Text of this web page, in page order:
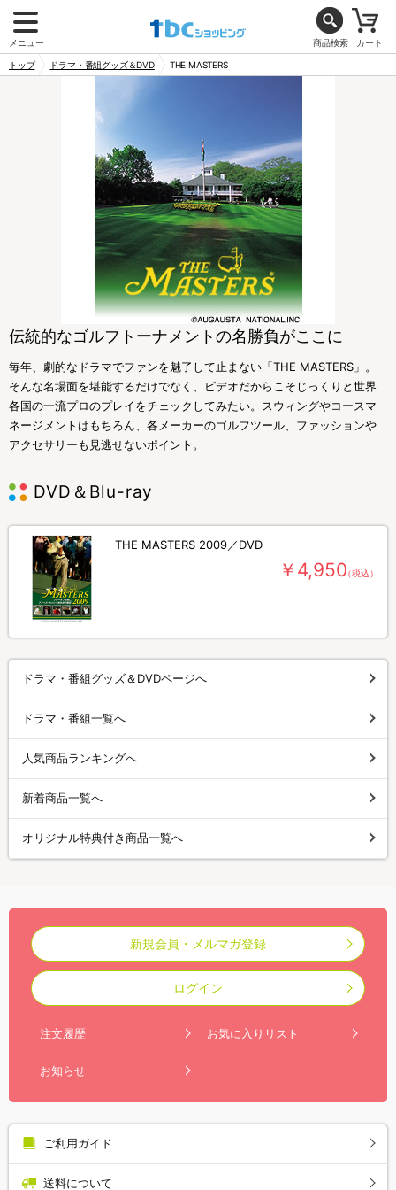
メニュー 商品検索 カート
トップ ドラマ・番組グッズ＆DVD THE MASTERS
伝統的なゴルフトーナメントの名勝負がここに
毎年、劇的なドラマでファンを魅了して止まない「THE MASTERS」。
そんな名場面を堪能するだけでなく、ビデオだからこそじっくりと世界
各国の一流プロのプレイをチェックしてみたい。スウィングやコースマ
ネージメントはもちろん、各メーカーのゴルフツール、ファッションや
アクセサリーも見逃せないポイント。
DVD＆Blu-ray
THE MASTERS 2009／DVD
￥4,950（税込）
ドラマ・番組グッズ＆DVDページへ
ドラマ・番組一覧へ
人気商品ランキングへ
新着商品一覧へ
オリジナル特典付き商品一覧へ
新規会員・メルマガ登録
ログイン
注文履歴 お気に入りリスト
お知らせ
ご利用ガイド
送料について